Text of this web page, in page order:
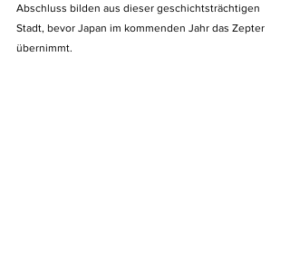
Abschluss bilden aus dieser geschichtsträchtigen
Stadt, bevor Japan im kommenden Jahr das Zepter
übernimmt.